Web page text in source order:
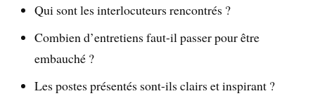
Qui sont les interlocuteurs rencontrés ?
Combien d’entretiens faut-il passer pour être
embauché ?
Les postes présentés sont-ils clairs et inspirant ?